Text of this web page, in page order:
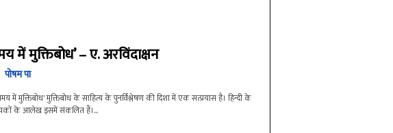
में मुक्तिबोध’ – ए. अरविंदाक्षन
पोषम पा
में मुक्तिबोध' मुक्तिबोध के साहित्य के पुनर्विश्लेषण की दिशा में एक सत्प्रयास है। हिन्दी के
के आलेख इसमें संकलित हैं।...